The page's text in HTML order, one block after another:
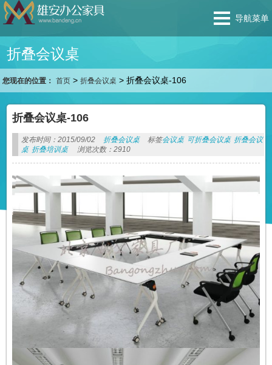
导航菜单
折叠会议桌
您现在的位置： 首页 >折叠会议桌 >折叠会议桌-106
折叠会议桌-106
发布时间：2015/09/02 折叠会议桌 标签会议桌 可折叠会议桌 折叠会议
桌 折叠培训桌 浏览次数：2910